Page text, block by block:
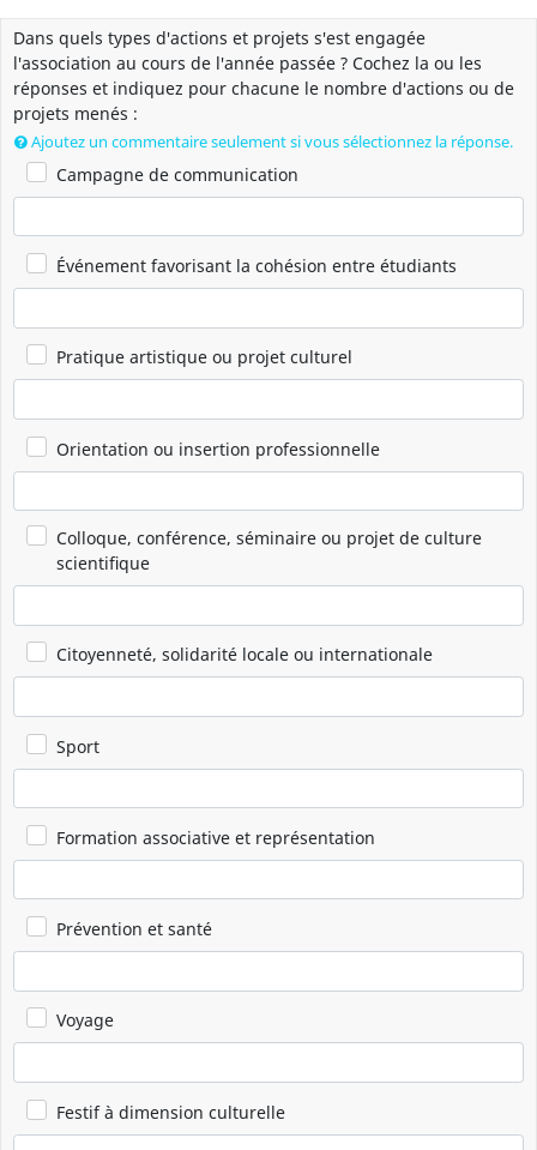
Dans quels types d'actions et projets s'est engagée
l'association au cours de l'année passée ? Cochez la ou les
réponses et indiquez pour chacune le nombre d'actions ou de
projets menés :
Ajoutez un commentaire seulement si vous sélectionnez la réponse.
Campagne de communication
Événement favorisant la cohésion entre étudiants
Pratique artistique ou projet culturel
Orientation ou insertion professionnelle
Colloque, conférence, séminaire ou projet de culture
scientifique
Citoyenneté, solidarité locale ou internationale
Sport
Formation associative et représentation
Prévention et santé
Voyage
Festif à dimension culturelle